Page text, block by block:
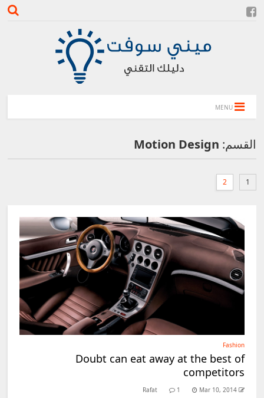
MENU
القسم: Motion Design
1
2
Fashion
Doubt can eat away at the best of
competitors
Rafat 1 Mar 10, 2014